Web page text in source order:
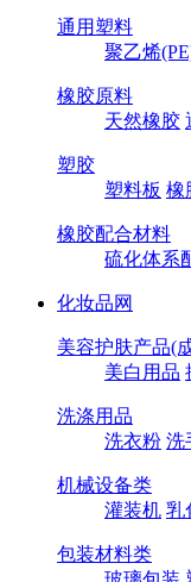
通用塑料
聚乙烯
橡胶原料
天然橡胶
塑胶
塑料板 橡
橡胶配合材料
硫化体系
化妆品网
美容护肤产品(
美白用品
洗涤用品
洗衣粉 洗
机械设备类
灌装机 乳
包装材料类